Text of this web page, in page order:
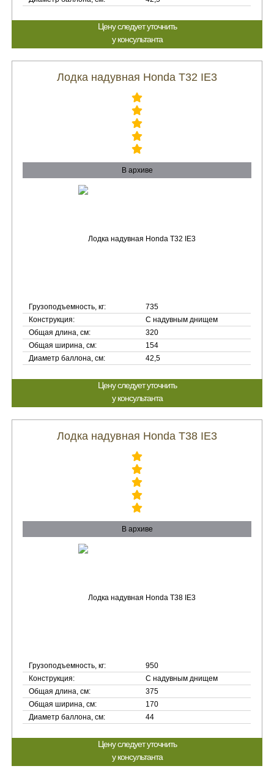
Цену следует уточнить
у консультанта
Лодка надувная Honda Т32 IE3
В архиве
Грузоподъемность, кг:
735
Конструкция:
С надувным днищем
Общая длина, см:
320
Общая ширина, см:
154
Диаметр баллона, см:
42,5
Цену следует уточнить
у консультанта
Лодка надувная Honda T38 IE3
В архиве
Грузоподъемность, кг:
950
Конструкция:
С надувным днищем
Общая длина, см:
375
Общая ширина, см:
170
Диаметр баллона, см:
44
Цену следует уточнить
у консультанта